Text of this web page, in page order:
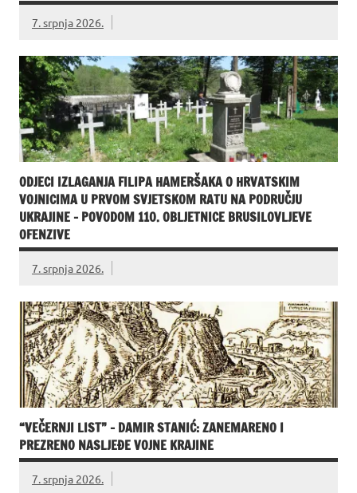
7. srpnja 2026.
ODJECI IZLAGANJA FILIPA HAMERŠAKA O HRVATSKIM
VOJNICIMA U PRVOM SVJETSKOM RATU NA PODRUČJU
UKRAJINE – POVODOM 110. OBLJETNICE BRUSILOVLJEVE
OFENZIVE
7. srpnja 2026.
“VEČERNJI LIST” – DAMIR STANIĆ: ZANEMARENO I
PREZRENO NASLJEĐE VOJNE KRAJINE
7. srpnja 2026.